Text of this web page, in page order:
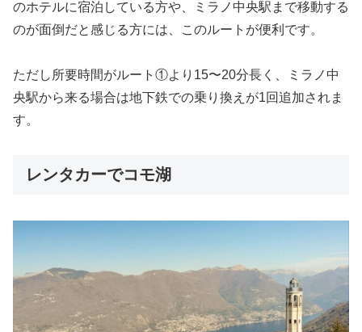
のホテルに宿泊している方や、ミラノ中央駅まで移動する
のが面倒だと感じる方には、このルートが便利です。
ただし所要時間がルート①より15〜20分長く、ミラノ中
央駅から来る場合は地下鉄での乗り換えが1回追加されま
す。
レンタカーでコモ湖